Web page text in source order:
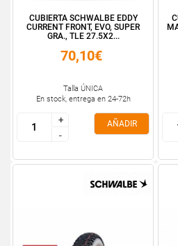
CUBIERTA SCHWALBE EDDY
CURRENT FRONT, EVO, SUPER
GRA., TLE 27.5X2...
70,10€
Talla ÚNICA
En stock, entrega en 24-72h
+
-
+
-
AÑADIR